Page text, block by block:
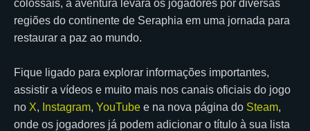
colossais, a aventura levará os jogadores por diversas
regiões do continente de Seraphia em uma jornada para
restaurar a paz ao mundo.
Fique ligado para explorar informações importantes,
assistir a vídeos e muito mais nos canais oficiais do jogo
no X, Instagram, YouTube e na nova página do Steam,
onde os jogadores já podem adicionar o título à sua lista